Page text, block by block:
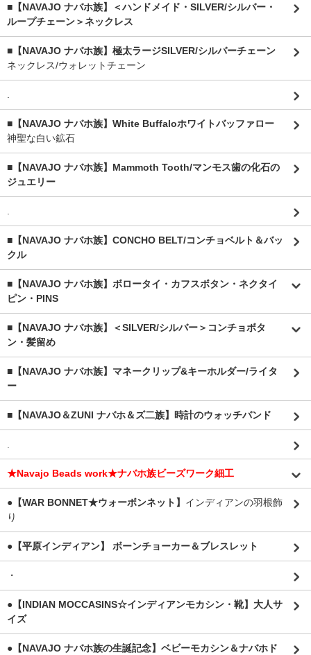
■【NAVAJO ナバホ族】＜ハンドメイド・SILVER/シルバー・
ループチェーン＞ネックレス
■【NAVAJO ナバホ族】極太ラージSILVER/シルバーチェーン
ネックレス/ウォレットチェーン
.
■【NAVAJO ナバホ族】White Buffaloホワイトバッファロー
神聖な白い鉱石
■【NAVAJO ナバホ族】Mammoth Tooth/マンモス歯の化石の
ジュエリー
.
■【NAVAJO ナバホ族】CONCHO BELT/コンチョベルト＆バッ
クル
■【NAVAJO ナバホ族】ボロータイ・カフスボタン・ネクタイ
ピン・PINS
■【NAVAJO ナバホ族】＜SILVER/シルバー＞コンチョボタ
ン・髪留め
■【NAVAJO ナバホ族】マネークリップ&キーホルダー/ライタ
ー
■【NAVAJO＆ZUNI ナバホ＆ズ二族】時計のウォッチバンド
.
★Navajo Beads work★ナバホ族ビーズワーク細工
●【WAR BONNET★ウォーボンネット】 インディアンの羽根飾
り
●【平原インディアン】 ボーンチョーカー＆ブレスレット
・
●【INDIAN MOCCASINS☆インディアンモカシン・靴】大人サ
イズ
●【NAVAJO ナバホ族の生誕記念】ベビーモカシン＆ナバホド